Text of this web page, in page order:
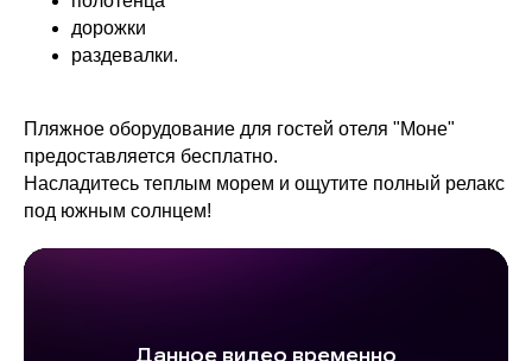
дорожки
раздевалки.
Пляжное оборудование для гостей отеля "Моне"
предоставляется бесплатно.
Насладитесь теплым морем и ощутите полный релакс
под южным солнцем!